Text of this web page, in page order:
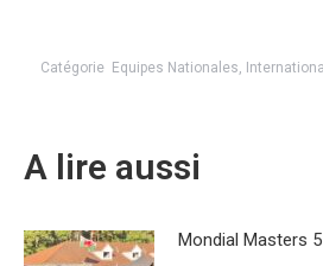
Catégorie Equipes Nationales, International
A lire aussi
Mondial Masters